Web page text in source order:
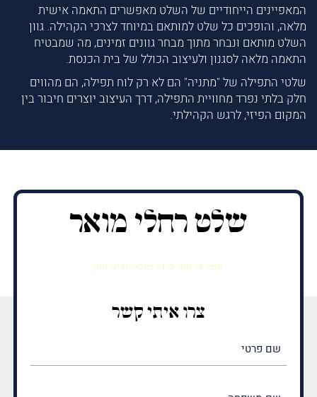
המאפיינים הייחודיים של השלט מאפשרים התאמה אישית
מלאה, והופכים כל שלט למותאם במיוחד לצרכי הקהילה. גוון
השלט מותאם ונבחר מתוך מבחר גוונים זמינים, מה שמבטיח
התאמה מלאה לסגנון ולעיצוב הכולל של בית הכנסת.
שלטי התפילה של "מתניה" הם לא רק לוח תפילה, הם מהווים
חלק בלתי נפרד מחוויית התפילה, דרך העיצוב יוצרים חיבור בין
המקום הפיזי, לרגש הקהילתי.
שלט רחלי מואר
מוצר זה חסר כרגע במלאי ואינו זמין.
צרו איתי קשר
(חובה)